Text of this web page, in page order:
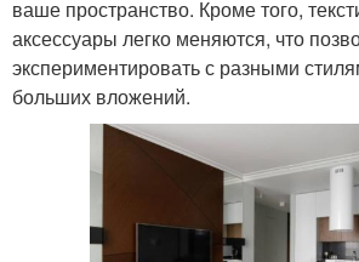
ваше пространство. Кроме того,
аксессуары легко меняются, что
экспериментировать с разными
больших вложений.